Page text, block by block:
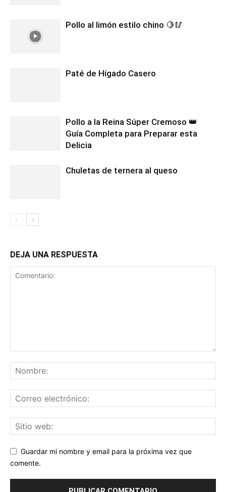
Pollo al limón estilo chino 🍋🥢
Paté de Hígado Casero
Pollo a la Reina Súper Cremoso 👑
Guía Completa para Preparar esta
Delicia
Chuletas de ternera al queso
DEJA UNA RESPUESTA
Guardar mi nombre y email para la próxima vez que
comente.